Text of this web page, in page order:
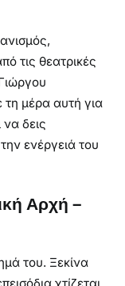
τις θεατρικές
τη μέρα αυτή για
να δεις
ενέργειά του
Αρχή –
του. Ξεκίνα
χτίζεται